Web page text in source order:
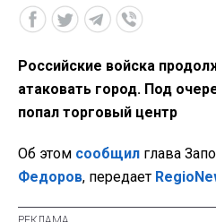
Российские войска
атаковать город. Под
попал торговый центр
Об этом сообщил глава
Федоров, передает